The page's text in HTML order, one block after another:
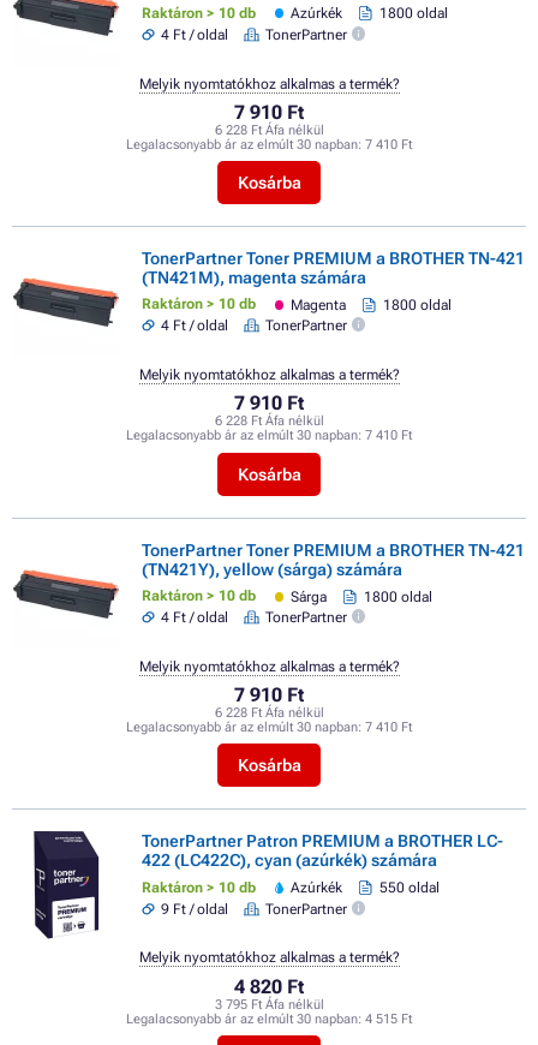
Raktáron > 10 db Azúrkék
1800 oldal
4 Ft / oldal
TonerPartner
7 910 Ft
6 228 Ft Áfa nélkül
Legalacsonyabb ár az elmúlt 30 napban: 7 410 Ft
Kosárba
Melyik nyomtatókhoz alkalmas a termék?
TonerPartner Toner PREMIUM a BROTHER TN-421
(TN421M), magenta számára
Raktáron > 10 db Magenta
1800 oldal
4 Ft / oldal
TonerPartner
7 910 Ft
6 228 Ft Áfa nélkül
Legalacsonyabb ár az elmúlt 30 napban: 7 410 Ft
Kosárba
Melyik nyomtatókhoz alkalmas a termék?
TonerPartner Toner PREMIUM a BROTHER TN-421
(TN421Y), yellow (sárga) számára
Raktáron > 10 db Sárga
1800 oldal
4 Ft / oldal
TonerPartner
7 910 Ft
6 228 Ft Áfa nélkül
Legalacsonyabb ár az elmúlt 30 napban: 7 410 Ft
Kosárba
Melyik nyomtatókhoz alkalmas a termék?
TonerPartner Patron PREMIUM a BROTHER LC-
422 (LC422C), cyan (azúrkék) számára
Raktáron > 10 db Azúrkék
550 oldal
9 Ft / oldal
TonerPartner
4 820 Ft
3 795 Ft Áfa nélkül
Legalacsonyabb ár az elmúlt 30 napban: 4 515 Ft
Melyik nyomtatókhoz alkalmas a termék?